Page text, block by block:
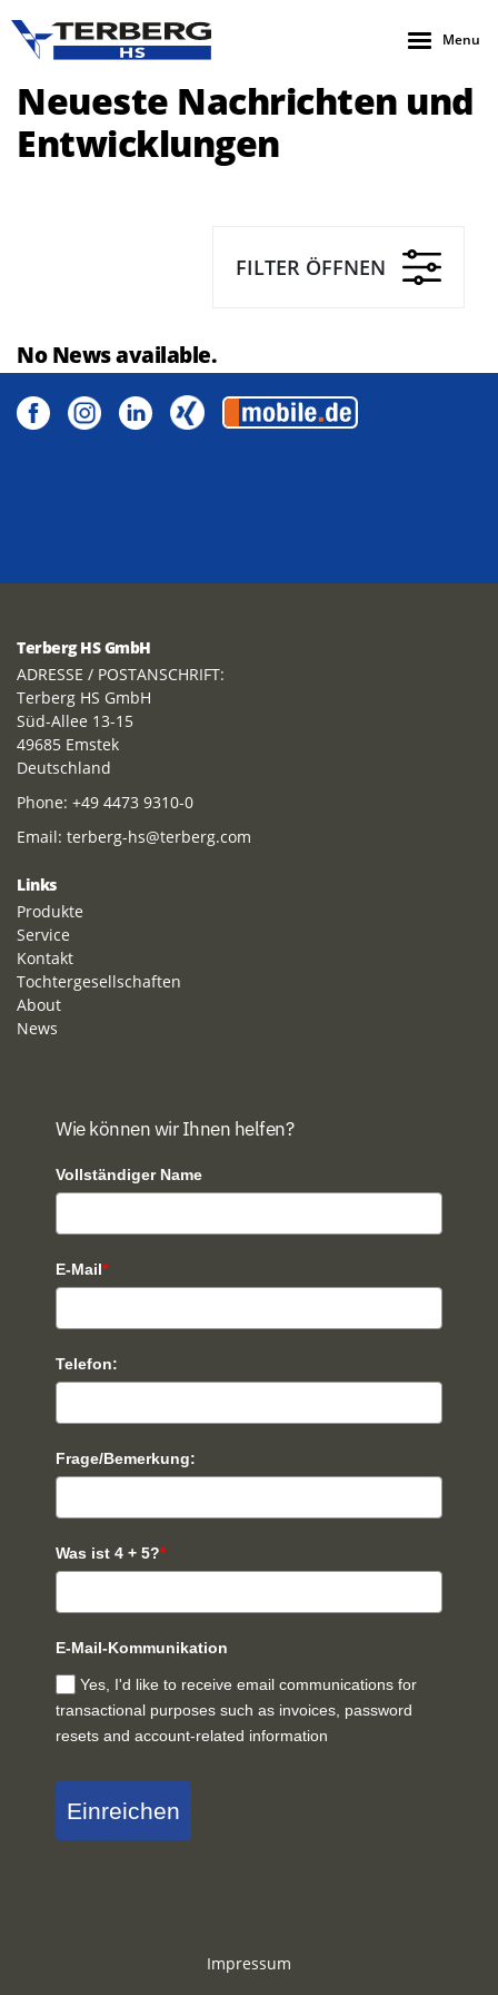
Menu
Neueste Nachrichten und
Entwicklungen
FILTER ÖFFNEN
No News available.
Terberg HS GmbH
ADRESSE / POSTANSCHRIFT:
Terberg HS GmbH
Süd-Allee 13-15
49685 Emstek
Deutschland
Phone: +49 4473 9310-0
Email: terberg-hs@terberg.com
Links
Produkte
Service
Kontakt
Tochtergesellschaften
About
News
Wie können wir Ihnen helfen?
Vollständiger Name
E-Mail*
Telefon:
Frage/Bemerkung:
Was ist 4 + 5?*
E-Mail-Kommunikation
Yes, I'd like to receive email communications for
transactional purposes such as invoices, password
resets and account-related information
Einreichen
Impressum